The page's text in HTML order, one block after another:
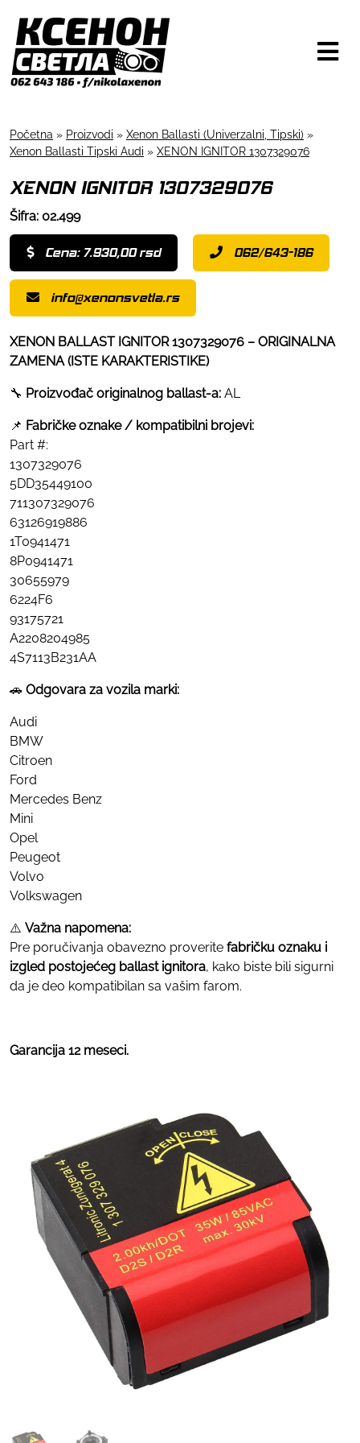
Početna » Proizvodi » Xenon Ballasti (Univerzalni, Tipski) »
Xenon Ballasti Tipski Audi » XENON IGNITOR 1307329076
XENON IGNITOR 1307329076
Šifra: 02.499
Cena: 7.930,00 rsd 062/643-186
info@xenonsvetla.rs
XENON BALLAST IGNITOR 1307329076 – ORIGINALNA
ZAMENA (ISTE KARAKTERISTIKE)
🔧 Proizvođač originalnog ballast-a: AL
📌 Fabričke oznake / kompatibilni brojevi:
Part #:
1307329076
5DD35449100
711307329076
63126919886
1T0941471
8P0941471
30655979
6224F6
93175721
A2208204985
4S7113B231AA
🚗 Odgovara za vozila marki:
Audi
BMW
Citroen
Ford
Mercedes Benz
Mini
Opel
Peugeot
Volvo
Volkswagen
⚠️ Važna napomena:
Pre poručivanja obavezno proverite fabričku oznaku i
izgled postojećeg ballast ignitora, kako biste bili sigurni
da je deo kompatibilan sa vašim farom.
Garancija 12 meseci.